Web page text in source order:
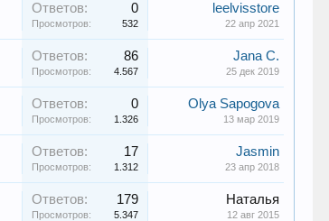
Ответов: 0
Просмотров: 532
leelvisstore
22 апр 2021
Ответов: 86
Просмотров: 4.567
Jana C.
25 дек 2019
Ответов: 0
Просмотров: 1.326
Olya Sapogova
13 мар 2019
Ответов: 17
Просмотров: 1.312
Jasmin
23 апр 2018
Ответов: 179
Просмотров: 5.347
Наталья
12 авг 2015